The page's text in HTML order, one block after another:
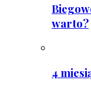
warto?
4